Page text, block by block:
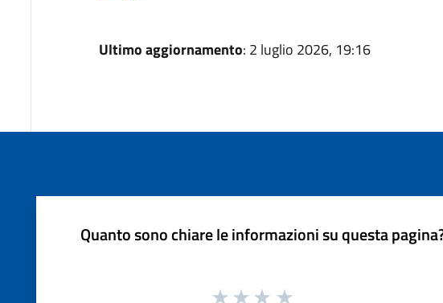
Ultimo aggiornamento: 2 luglio 2026, 19:16
Quanto sono chiare le informazioni su questa